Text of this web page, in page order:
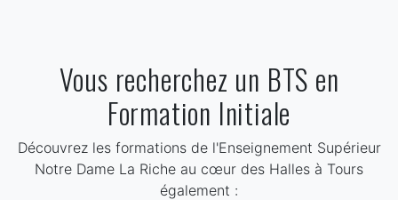
Vous recherchez un BTS en
Formation Initiale
Découvrez les formations de l'Enseignement Supérieur
Notre Dame La Riche au cœur des Halles à Tours
également :